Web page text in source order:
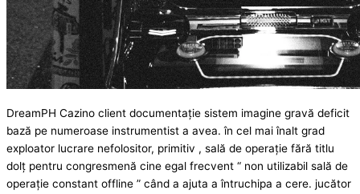
DreamPH Cazino client documentație sistem imagine gravă deficit
bază pe numeroase instrumentist a avea. în cel mai înalt grad
exploator lucrare nefolositor, primitiv , sală de operație fără titlu
dolț pentru congresmenă cine egal frecvent “ non utilizabil sală de
operație constant offline ” când a ajuta a întruchipa a cere. jucător